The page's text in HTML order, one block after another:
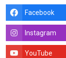
Facebook
Instagram
YouTube